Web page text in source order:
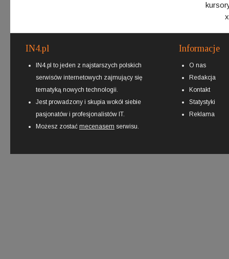
IN4.pl
IN4.pl to jeden z najstarszych polskich
serwisów internetowych zajmujący się
tematyką nowych technologii.
Jest prowadzony i skupia wokół siebie
pasjonatów i profesjonalistów IT.
Możesz zostać mecenasem serwisu.
Informacje
O nas
Redakcja
Kontakt
Statystyki
Reklama